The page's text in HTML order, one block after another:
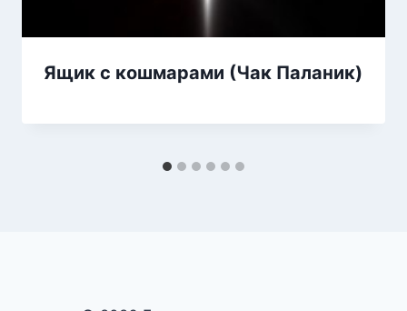
Ящик с кошмарами (Чак Паланик)